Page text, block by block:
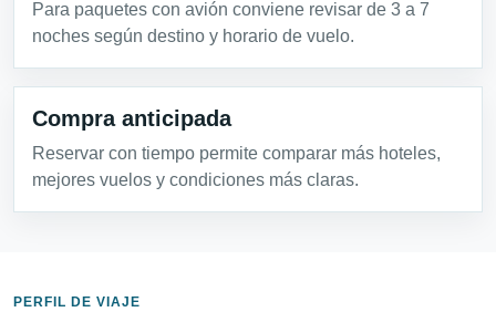
Para paquetes con avión conviene revisar de 3 a 7
noches según destino y horario de vuelo.
Compra anticipada
Reservar con tiempo permite comparar más hoteles,
mejores vuelos y condiciones más claras.
PERFIL DE VIAJE